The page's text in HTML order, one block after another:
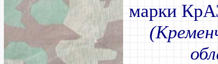
марки